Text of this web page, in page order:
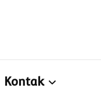
Kontak